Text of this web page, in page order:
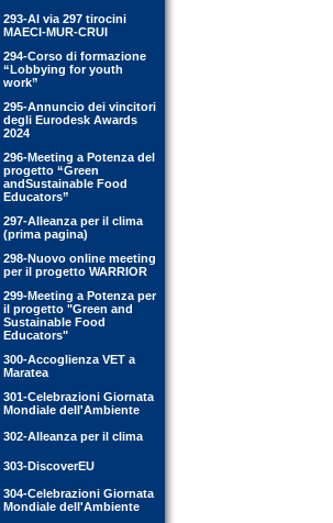
293-Al via 297 tirocini
MAECI-MUR-CRUI
294-Corso di formazione
“Lobbying for youth
work”
295-Annuncio dei vincitori
degli Eurodesk Awards
2024
296-Meeting a Potenza del
progetto “Green
andSustainable Food
Educators”
297-Alleanza per il clima
(prima pagina)
298-Nuovo online meeting
per il progetto WARRIOR
299-Meeting a Potenza per
il progetto "Green and
Sustainable Food
Educators"
300-Accoglienza VET a
Maratea
301-Celebrazioni Giornata
Mondiale dell'Ambiente
302-Alleanza per il clima
303-DiscoverEU
304-Celebrazioni Giornata
Mondiale dell'Ambiente